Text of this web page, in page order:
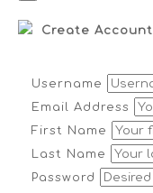
Create Account
Username
Email Address
First Name
Last Name
Password